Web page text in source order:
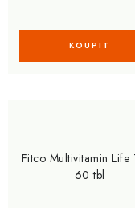
Fitco Multivitamin Life
60 tbl